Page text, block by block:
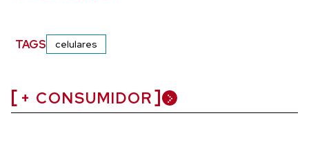
TAGS celulares
+ CONSUMIDOR